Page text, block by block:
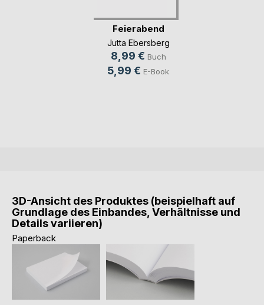
Feierabend
Jutta Ebersberg
8,99 € Buch
5,99 € E-Book
3D-Ansicht des Produktes (beispielhaft auf
Grundlage des Einbandes, Verhältnisse und
Details variieren)
Paperback